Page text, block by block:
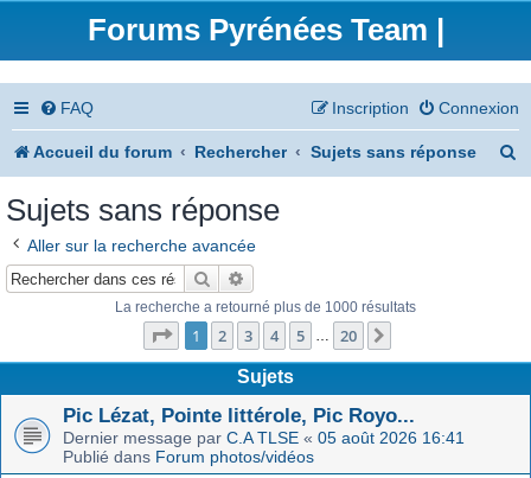
Forums Pyrénées Team |
FAQ Connexion
Inscription
Accueil du forum Rechercher Sujets sans réponse
Sujets sans réponse
Aller sur la recherche avancée
Rechercher
La recherche a retourné plus de 1000 résultats
Page 1sur20
1 2 3 4 5 … 20
Sujets
Pic Lézat, Pointe littérole, Pic Royo...
Dernier message par C.A TLSE « 05 août 2026 16:41
Publié dans Forum photos/vidéos